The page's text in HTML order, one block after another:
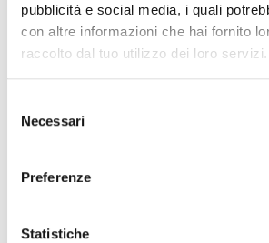
pubblicità e social media, i quali
con altre informazioni che hai fornito
raccolto dal tuo utilizzo dei loro servizi.
delNecessari
Preferenze
Statistiche